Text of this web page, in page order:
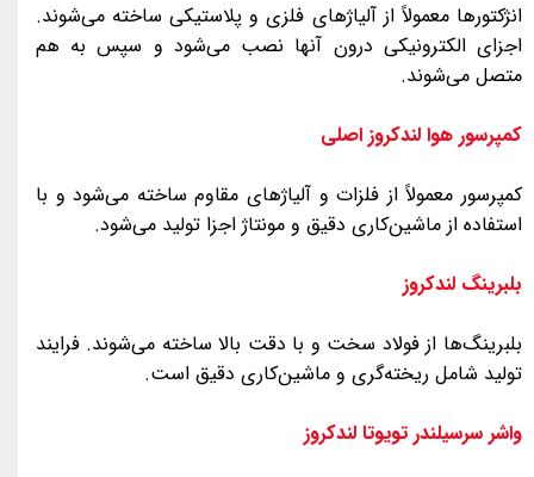
انژکتورها معمولاً از آلیاژهای فلزی و پلاستیکی ساخته می‌شوند.
اجزای الکترونیکی درون آنها نصب می‌شود و سپس به هم
متصل می‌شوند.
کمپرسور هوا لندکروز اصلی
کمپرسور معمولاً از فلزات و آلیاژهای مقاوم ساخته می‌شود و با
استفاده از ماشین‌کاری دقیق و مونتاژ اجزا تولید می‌شود.
بلبرینگ‌ لندکروز
بلبرینگ‌ها از فولاد سخت و با دقت بالا ساخته می‌شوند. فرایند
تولید شامل ریخته‌گری و ماشین‌کاری دقیق است.
واشر سرسیلندر تویوتا لندکروز